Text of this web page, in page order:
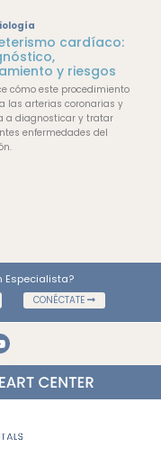
cardíaco:
y riesgos
cómo este procedimiento
las arterias coronarias y
a diagnosticar y tratar
enfermedades del
Especialista?
CONÉCTATE